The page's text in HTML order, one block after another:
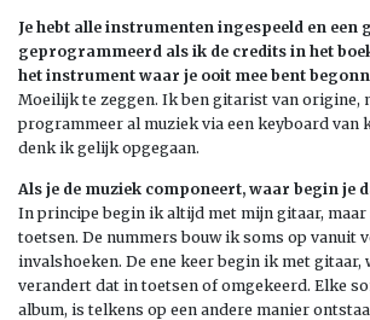
Je hebt alle instrumenten ingespeeld en een
geprogrammeerd als ik de credits in het
het instrument waar je ooit mee bent
Moeilijk te zeggen. Ik ben gitarist van origine,
programmeer al muziek via een keyboard van
denk ik gelijk opgegaan.
Als je de muziek componeert, waar begin je
In principe begin ik altijd met mijn gitaar, maar
toetsen. De nummers bouw ik soms op vanuit
invalshoeken. De ene keer begin ik met gitaar,
verandert dat in toetsen of omgekeerd. Elke
album, is telkens op een andere manier